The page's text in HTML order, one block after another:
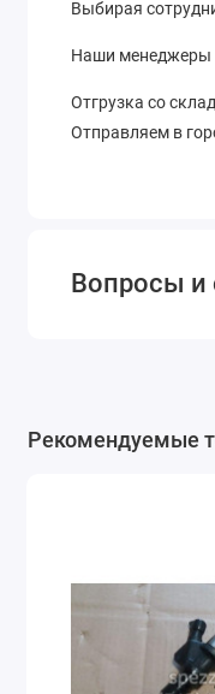
Выбирая
Наши менеджеры
Отгрузка со
Отправляем в
Вопросы и
Рекомендуемые